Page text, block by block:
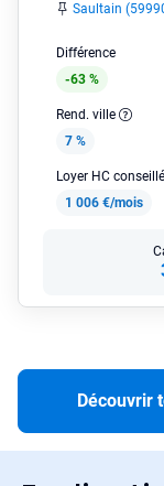
Saultain
Différence
-63 %
Rend. ville
7 %
Loyer HC conseillé
1 006 €/mois
Découvrir